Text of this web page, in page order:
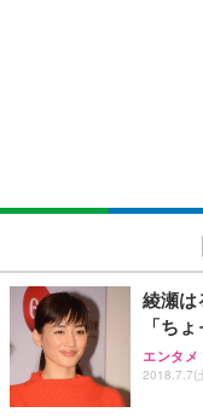
い 跳
キング
ン樹脂
(黒網+
SIHOO
ュチェ
￥
Sezlife
ワーク
能 人
EIZO
EIZO ビ
￥
【純正
フック
回使い
Amazon
x2袋
￥3,234
ネオ・
り 単品
綾瀬は
「ち
エンタメ
2018.7.7(